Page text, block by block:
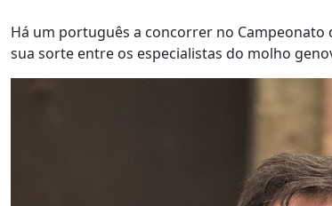
Há um português a concorrer no Campeonato
sua sorte entre os especialistas do molho